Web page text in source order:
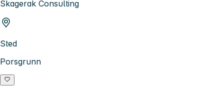
Skagerak Consulting
Sted
Porsgrunn